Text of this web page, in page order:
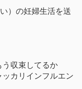
）の妊婦生活を送
収束してるか
カリインフルエン